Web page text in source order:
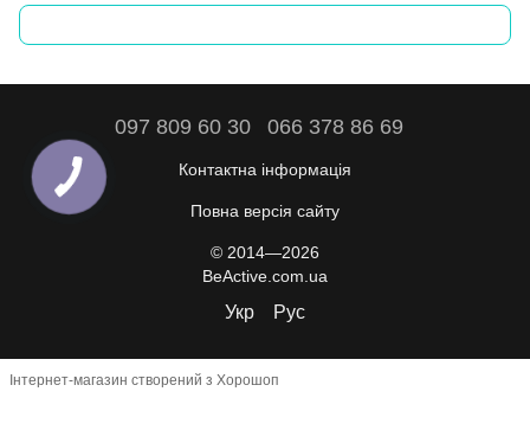
097 809 60 30 066 378 86 69
Контактна інформація
Повна версія сайту
© 2014—2026
BeActive.com.ua
Укр Рус
Інтернет-магазин створений з Хорошоп